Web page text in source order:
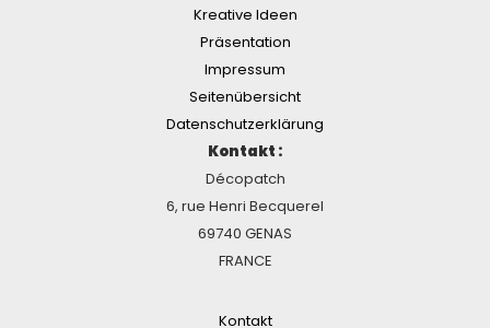
Kreative Ideen
Präsentation
Impressum
Seitenübersicht
Datenschutzerklärung
Kontakt :
Décopatch
6, rue Henri Becquerel
69740 GENAS
FRANCE
Kontakt